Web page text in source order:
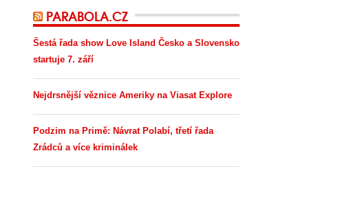
PARABOLA.CZ
Šestá řada show Love Island Česko a Slovensko
startuje 7. září
Nejdrsnější věznice Ameriky na Viasat Explore
Podzim na Primě: Návrat Polabí, třetí řada
Zrádců a více kriminálek